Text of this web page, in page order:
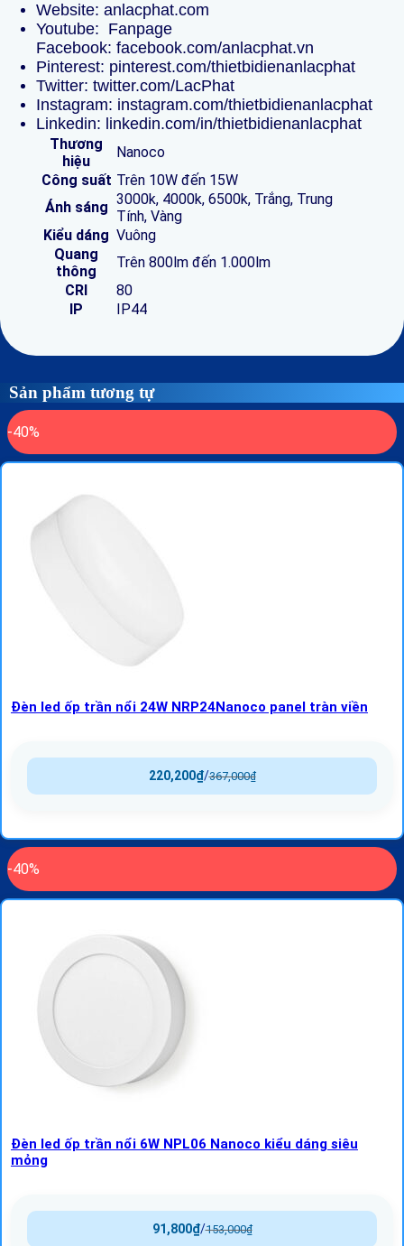
Website: anlacphat.com
Youtube: Fanpage
Facebook: facebook.com/anlacphat.vn
Pinterest: pinterest.com/thietbidienanlacphat
Twitter: twitter.com/LacPhat
Instagram: instagram.com/thietbidienanlacphat
Linkedin: linkedin.com/in/thietbidienanlacphat
Thương
hiệu
Nanoco
Công suất Trên 10W đến 15W
Ánh sáng 3000k, 4000k, 6500k, Trắng, Trung
Tính, Vàng
Kiểu dáng Vuông
Quang
thông
Trên 800lm đến 1.000lm
CRI
80
IP
IP44
Sản phẩm tương tự
-40%
Đèn led ốp trần nổi 24W NRP24Nanoco panel tràn viền
367,000₫
/
220,200₫
-40%
Đèn led ốp trần nổi 6W NPL06 Nanoco kiểu dáng siêu
mỏng
153,000₫
/
91,800₫